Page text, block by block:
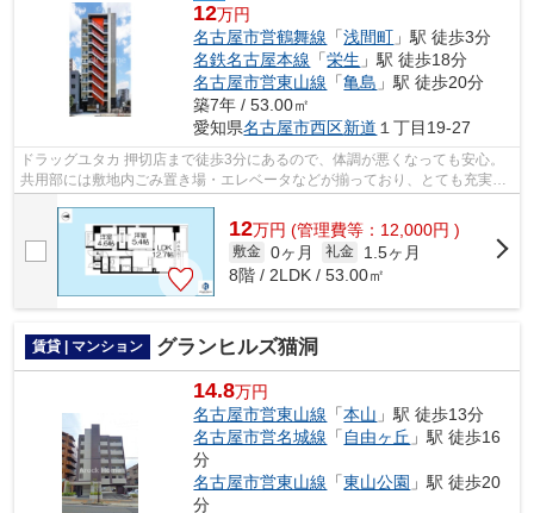
12万円
名古屋市営鶴舞線 「浅間町 」駅 徒歩3分
名鉄名古屋本線 「栄生 」駅 徒歩18分
名古屋市営東山線 「亀島 」駅 徒歩20分
築7年 / 53.00㎡
愛知県名古屋市西区新道 １丁目19-27
ドラッグユタカ 押切店まで徒歩3分にあるので、体調が悪くなっても安心。
共用部には敷地内ごみ置き場・エレベータなどが揃っており、とても充実し
12万円 (管理費等：12,000円 )
敷金 0ヶ月 礼金
1.5ヶ月
8階 / 2LDK / 53.00㎡
賃貸 | マンション グランヒルズ猫洞
14.8万円
名古屋市営東山線 「本山 」駅 徒歩13分
名古屋市営名城線 「 自由ヶ丘 」駅 徒歩16
分
名古屋市営東山線 「東山公園 」駅 徒歩20
分